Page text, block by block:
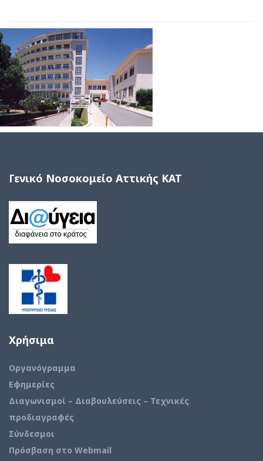
Γενικό Νοσοκομείο Αττικής ΚΑΤ
Χρήσιμα
Οργανόγραμμα
Εφημερίες
Διαγωνισμοί – Διαβουλεύσεις – Τεχνικές
προδιαγραφές
Σύνδεσμοι
Πρόσβαση στο Webmail